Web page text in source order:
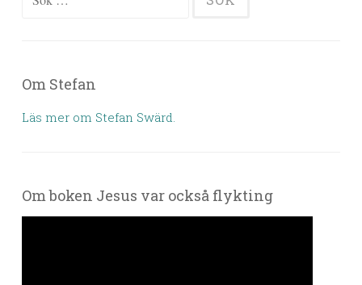
Om Stefan
Läs mer om Stefan Swärd.
Om boken Jesus var också flykting